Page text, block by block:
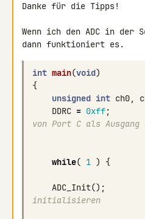
Danke für die Tipps!
Wenn ich den ADC in
dann funktioniert es.
int main(void)
{
unsigned int ch0,
DDRC = 0xff;
von Port C als Ausgang
while( 1 ) {
ADC_Init();
initialisieren